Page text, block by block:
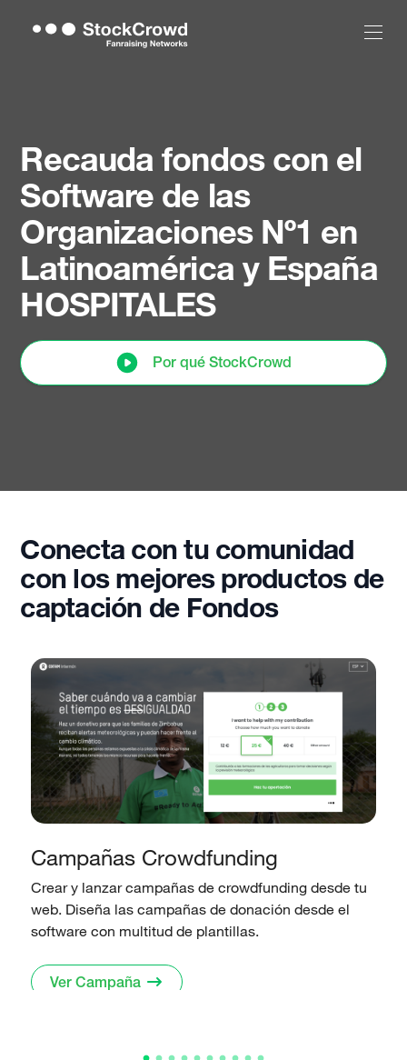
Recauda fondos con el
Software de las
Organizaciones Nº1 en
Latinoamérica y España
HOSPITALES
Por qué StockCrowd
Conecta con tu comunidad
con los mejores productos de
captación de Fondos
Campañas Crowdfunding
Crear y lanzar campañas de crowdfunding desde tu
web. Diseña las campañas de donación desde el
software con multitud de plantillas.
Ver Campaña